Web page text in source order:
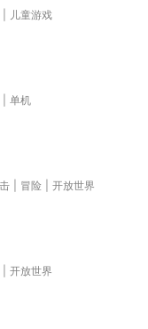
儿童游戏
单机
冒险
开放世界
开放世界